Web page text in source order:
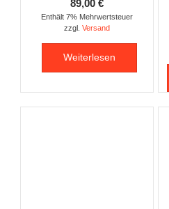
89,00€
Enthält 7% Mehrwertsteuer
zzgl.Versand
Weiterlesen